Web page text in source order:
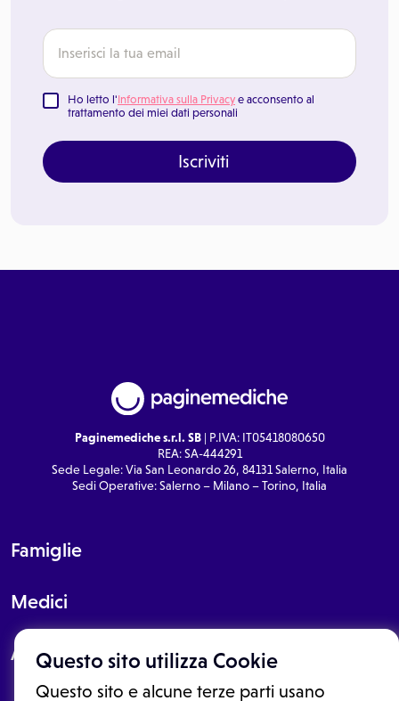
Questo sito utilizza Cookie
Questo sito e alcune terze parti usano
Ho letto l'Informativa sulla Privacy e acconsento al
trattamento dei miei dati personali
Iscriviti
Paginemediche s.r.l. SB| P.IVA: IT05418080650
REA: SA-444291
Sede Legale: Via San Leonardo 26, 84131 Salerno, Italia
Sedi Operative: Salerno – Milano – Torino, Italia
Famiglie
Medici
About